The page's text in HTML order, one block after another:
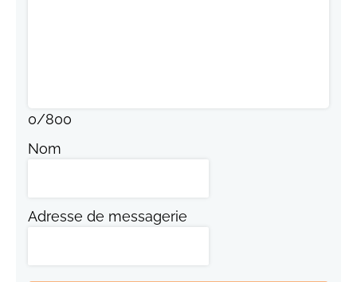
0/800
Nom
Adresse de messagerie